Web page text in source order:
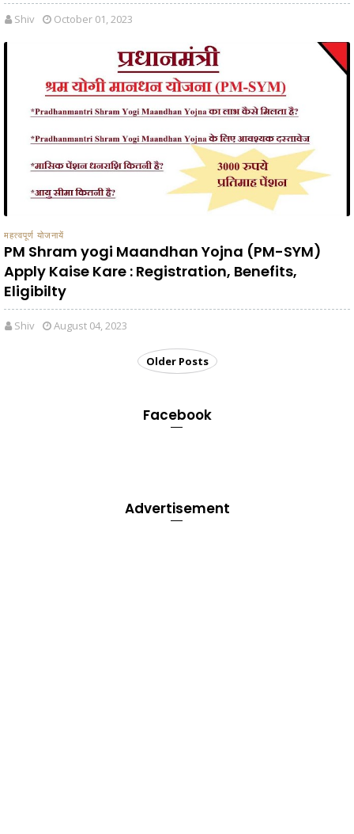
Shiv October 01, 2023
महत्वपूर्ण योजनायें
PM Shram yogi Maandhan Yojna (PM-SYM)
Apply Kaise Kare : Registration, Benefits,
Eligibilty
Shiv August 04, 2023
Older Posts
Facebook
Advertisement